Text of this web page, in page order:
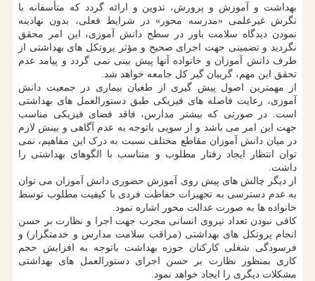
بهداشت و آموزش و پرورش، تدوین و ارائه گردد که متأسفانه با
نگرش غیرعلمی «مدرسه محور» در شرایط فعلی، بدون نهادینه
نمودن دیدگاه سلامت باور در سطح دانش آموزی، این امر محقق
نگردید و تضمینی جهت اجرای صحیح و مؤثر پروتکل های بهداشتی از
طرف دانش آموزان و خانواده آنها پیش بینی نمی گردد و پیامد عدم
تحقق این مهم، گریبان گیر کل جامعه خواهد شد.
از مهمترین اصول پیش گیری از طغیان بیماری در جمعیت دانش
آموزی، رعایت فاصله های فیزیکی طبق دستورالعمل های بهداشتی
است. در صورتی که بیشتر مدارس، فاقد فضای فیزیکی مناسب
جهت این امر می باشد و از سویی باتوجه به عدم آگاهی و بینش لازم
در میان دانش آموزان مقاطع مختلف نسبت به درک این مفاهیم، نمی
توان انتظار ایجاد رفتار مطلوب و متناسب با الگوهای بهداشتی را
داشت.
از دیگر چالش های پیش روی آموزش حضوری دانش آموزان می توان
به عدم دسترسی به تجهیزات حفاظت فردی با کیفیت مطلوب توسط
خانواده ها به صورت عدالت محور اشاره نمود.
کافی نبودن تعداد نیروی انسانی مجرب جهت اجرا و نظارت بر حسن
انجام پروتکل های بهداشتی (مراقب سلامت مدارس و خدمتگزار) و
فرسودگی شغلی کارکنان حوزه بهداشت باتوجه به افزایش حجم
کاری بمنظور نظارت بر حسن اجرای دستورالعمل های بهداشتی
مشکلات دیگری را ایجاد خواهد نمود.